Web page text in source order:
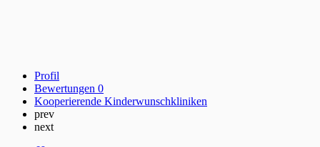
Profil
Bewertungen 0
Kooperierende Kinderwunschkliniken
prev
next